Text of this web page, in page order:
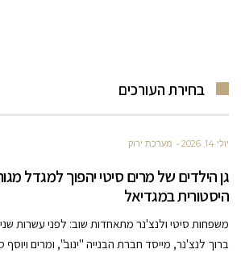
בחירת העורכים
יולי 14, 2026 מערכת ירוק
גן הילדים של מרים סיטי יהפוך למגדל
היסטורית במגדיאל
משפחות סיטי ולנצ'נר מתאחדות שוב: לפני עשרות
ברוך לנצ'נר, מייסד חברת הבנייה "ינוב", ומרים ויוסף